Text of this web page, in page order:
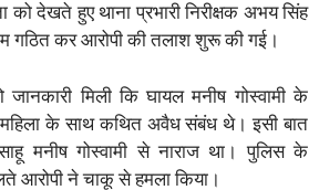
को देखते हुए थाना प्रभारी निरीक्षक अभय सिंह
गठित कर आरोपी की तलाश शुरू की गई।
मिली कि घायल मनीष गोस्वामी के
महिला के साथ कथित अवैध संबंध थे। इसी बात
मनीष गोस्वामी से नाराज था। पुलिस के
आरोपी ने चाकू से हमला किया।